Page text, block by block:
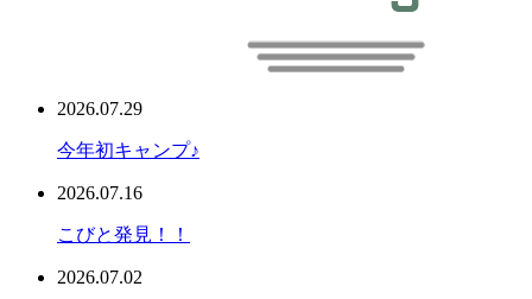
2026.07.29
今年初キャンプ♪
2026.07.16
こびと発見！！
2026.07.02